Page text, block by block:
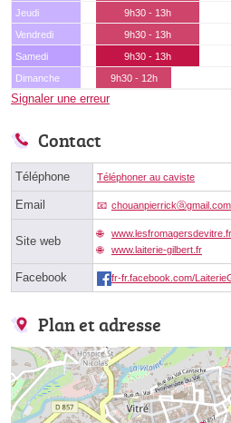
Jeudi
9h30 - 13h
Vendredi
9h30 - 13h
Samedi
9h30 - 13h
Dimanche
9h30 - 12h
Signaler une erreur
Contact
Téléphone Téléphoner au caviste
Email chouanpierrickⓐgmail.com
Site web
www.lesfromagersdevitre.fr
www.laiterie-gilbert.fr
Facebook fr-fr.facebook.com/
Plan et adresse